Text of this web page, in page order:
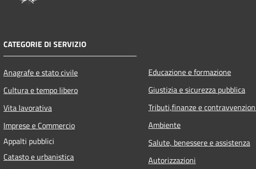
CATEGORIE DI SERVIZIO
Anagrafe e stato civile
Cultura e tempo libero
Vita lavorativa
Imprese e Commercio
Appalti pubblici
Catasto e urbanistica
Educazione e formazione
Giustizia e sicurezza pubblica
Tributi,finanze e
Ambiente
Salute, benessere e assistenza
Autorizzazioni